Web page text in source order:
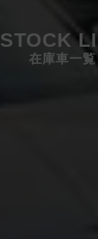
STOCK
在庫車一覧